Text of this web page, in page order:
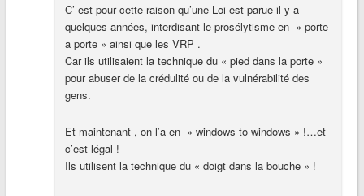
C’ est pour cette raison qu’une Loi est parue il y a
quelques années, interdisant le prosélytisme en » porte
a porte » ainsi que les VRP .
Car ils utilisaient la technique du « pied dans la porte »
pour abuser de la crédulité ou de la vulnérabilité des
gens.
Et maintenant , on l’a en » windows to windows » !…et
c’est légal !
Ils utilisent la technique du « doigt dans la bouche » !